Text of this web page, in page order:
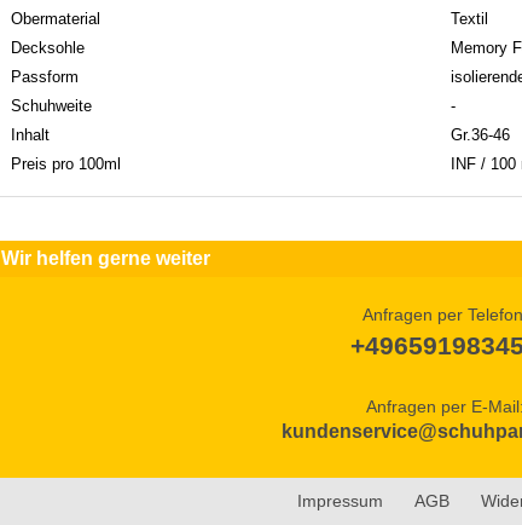
Obermaterial
Textil
Decksohle
Memory
Passform
Schuhweite
-
Inhalt
Gr.36-46
Preis pro 100ml
INF / 100
Wir helfen gerne weiter
Anfragen per
Anfragen per E-Mail:
Impressum AGB